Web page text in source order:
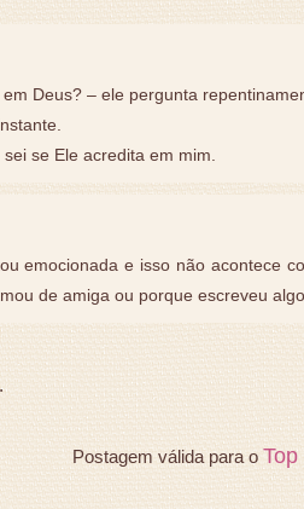
Deus? – ele pergunta
se Ele acredita em mim.
emocionada e isso não acontece
de amiga ou porque escreveu
Postagem válida para o